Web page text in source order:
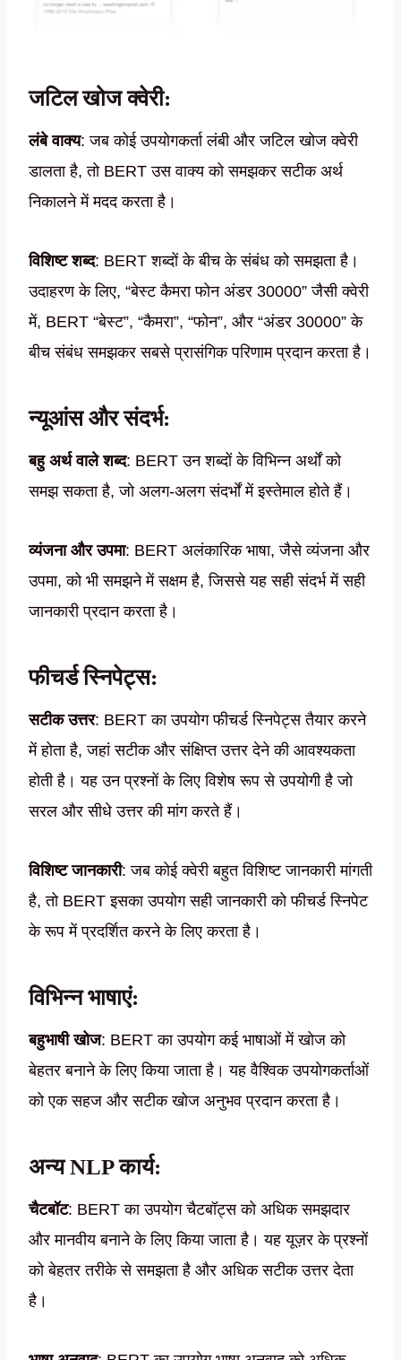
जटिल खोज क्वेरी:
लंबे वाक्य: जब कोई उपयोगकर्ता लंबी और जटिल खोज क्वेरी
डालता है, तो BERT उस वाक्य को समझकर सटीक अर्थ
निकालने में मदद करता है।
विशिष्ट शब्द: BERT शब्दों के बीच के संबंध को समझता है।
उदाहरण के लिए, “बेस्ट कैमरा फोन अंडर 30000” जैसी क्वेरी
में, BERT “बेस्ट”, “कैमरा”, “फोन”, और “अंडर 30000” के
बीच संबंध समझकर सबसे प्रासंगिक परिणाम प्रदान करता है।
न्यूआंस और संदर्भ:
बहु अर्थ वाले शब्द: BERT उन शब्दों के विभिन्न अर्थों को
समझ सकता है, जो अलग-अलग संदर्भों में इस्तेमाल होते हैं।
व्यंजना और उपमा: BERT अलंकारिक भाषा, जैसे व्यंजना और
उपमा, को भी समझने में सक्षम है, जिससे यह सही संदर्भ में सही
जानकारी प्रदान करता है।
फीचर्ड स्निपेट्स:
सटीक उत्तर: BERT का उपयोग फीचर्ड स्निपेट्स तैयार करने
में होता है, जहां सटीक और संक्षिप्त उत्तर देने की आवश्यकता
होती है। यह उन प्रश्नों के लिए विशेष रूप से उपयोगी है जो
सरल और सीधे उत्तर की मांग करते हैं।
विशिष्ट जानकारी: जब कोई क्वेरी बहुत विशिष्ट जानकारी मांगती
है, तो BERT इसका उपयोग सही जानकारी को फीचर्ड स्निपेट
के रूप में प्रदर्शित करने के लिए करता है।
विभिन्न भाषाएं:
बहुभाषी खोज: BERT का उपयोग कई भाषाओं में खोज को
बेहतर बनाने के लिए किया जाता है। यह वैश्विक उपयोगकर्ताओं
को एक सहज और सटीक खोज अनुभव प्रदान करता है।
अन्य NLP कार्य:
चैटबॉट: BERT का उपयोग चैटबॉट्स को अधिक समझदार
और मानवीय बनाने के लिए किया जाता है। यह यूज़र के प्रश्नों
को बेहतर तरीके से समझता है और अधिक सटीक उत्तर देता
है।